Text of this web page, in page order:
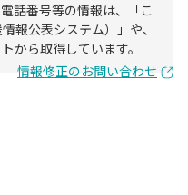
話番号等の情報は、「こ
報公表システム）」や、
から取得しています。
情報修正のお問い合わせ